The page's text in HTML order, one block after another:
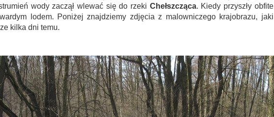
wody zaczął wlewać się do rzeki Chełszcząca. Kiedy przyszły obfite
lodem. Poniżej znajdziemy zdjęcia z malowniczego krajobrazu, jaki
kilka dni temu.